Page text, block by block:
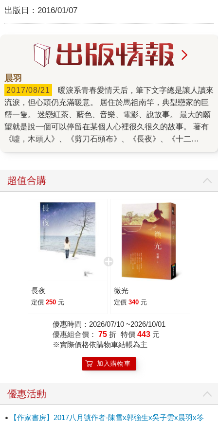
出版日： 2016/01/07
晨羽
2017/08/21
流淚，但心頭仍充滿暖意。 居住於馬祖南竿，典型戀家的巨
蟹一隻。 迷戀紅茶、藍色、音樂、電影、說故事。 最大的願
望就是說一個可以停留在某個人心裡很久很久的故事。 著有
《噓，木頭人》、《剪刀石頭布》、《長夜》、《十二
人》、《別來無恙》、《藍空》、《深海》等暢銷愛情小
說。 個人專頁：www.popo.tw/users/peddys/books FB粉
私房推薦書單： 《2015215331168》 《2018560358163》
《2015460025584》 《2019478397602》
《2018579655130》 《2011760246544》 晨羽正在閱讀：
《2018560421799》 《2015215331168》
《2018560312653》 《2018860008577》
《2019478397602》 《2018611441325》 新書著作：
有一種創傷是甜美的，即便那傷是你所給予的。 有個人曾告
三是愛情，四是普世之愛，真正的無私之愛。 「那你對我是
屬於哪一種？」我問他。 「妳是第五種。」 我以為我可以保
護得了別人，因此幾次挺身而出，做出了自以為仗義的舉
動， 卻讓那個全心信任我的古怪男孩從此墜入悲傷的深淵。
我好想為他盡情哭泣，為我曾經犯下的錯誤懺悔，為我和他
法演化成淚，無從宣洩。 這樣的我還可以過得好好的嗎？我
應該要受到懲罰吧。 我懷著惶恐的心，小心翼翼地與幸福保
持距離。 直到遇見那個男人，他說我可以放下歉疚，可以自
超值合購
長夜
定價 250 元
微光
定價 340 元
優惠時間：2026/07/10 ~2026/10/01
優惠組合價： 75 折 特價 443 元
※實際價格依購物車結帳為主
加入購物車
優惠活動
【作家書房】2017八月號作者-陳雪x郭強生x吳子雲x晨羽x笭